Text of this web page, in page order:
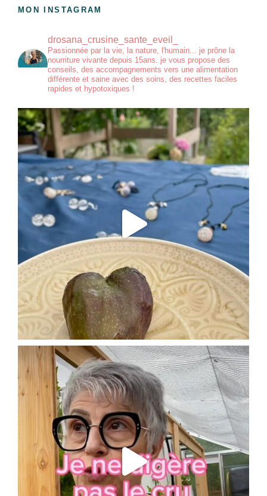
MON INSTAGRAM
drosana_crusine_sante_eveil_
Passionnée par la vie, la nature, l'humain... je prône la
nourriture vivante depuis 15ans. je vous propose des
conseils, des accompagnements vers une alimentation
différente et saine avec des soins, des recettes faciles
rapides et hypotoxiques !